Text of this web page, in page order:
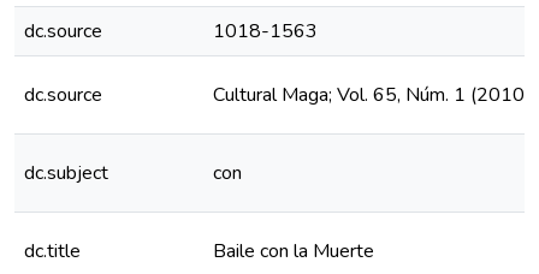
dc.source
1018-1563
dc.source Cultural Maga; Vol. 65, Núm. 1
dc.subject con
dc.title Baile con la Muerte